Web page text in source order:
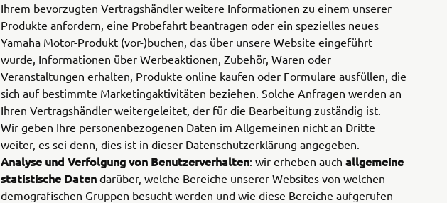
Ihrem bevorzugten Vertragshändler weitere Informationen zu einem unserer
Produkte anfordern, eine Probefahrt beantragen oder ein spezielles neues
Yamaha Motor-Produkt (vor-)buchen, das über unsere Website eingeführt
wurde, Informationen über Werbeaktionen, Zubehör, Waren oder
Veranstaltungen erhalten, Produkte online kaufen oder Formulare ausfüllen, die
sich auf bestimmte Marketingaktivitäten beziehen. Solche Anfragen werden an
Ihren Vertragshändler weitergeleitet, der für die Bearbeitung zuständig ist.
Wir geben Ihre personenbezogenen Daten im Allgemeinen nicht an Dritte
weiter, es sei denn, dies ist in dieser Datenschutzerklärung angegeben.
Analyse und Verfolgung von Benutzerverhalten: wir erheben auch allgemeine
statistische Daten darüber, welche Bereiche unserer Websites von welchen
demografischen Gruppen besucht werden und wie diese Bereiche aufgerufen